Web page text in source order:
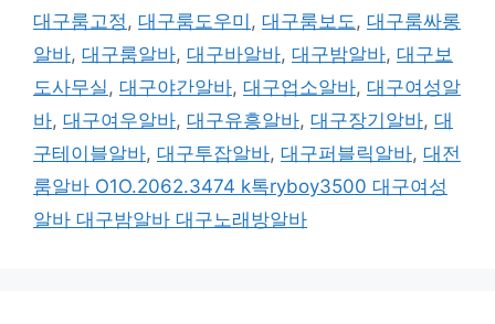
대구룸고정 , 대구룸도우미 , 대구룸보도 , 대구룸싸롱
알바, 대구룸알바, 대구바알바, 대구밤알바, 대구보
도사무실 , 대구야간알바, 대구업소알바, 대구여성알
바, 대구여우알바, 대구유흥알바, 대구장기알바, 대
구테이블알바, 대구투잡알바, 대구퍼블릭알바, 대전
룸알바 O1O.2062.3474 k톡ryboy3500 대구여성
알바 대구밤알바 대구노래방알바